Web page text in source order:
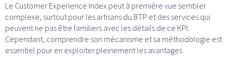
Le Customer Experience Index peut à première vue sembler
complexe, surtout pour les artisans du BTP et des services qui
peuvent ne pas être familiers avec les détails de ce KPI.
Cependant, comprendre son mécanisme et sa méthodologie est
essentiel pour en exploiter pleinement les avantages.